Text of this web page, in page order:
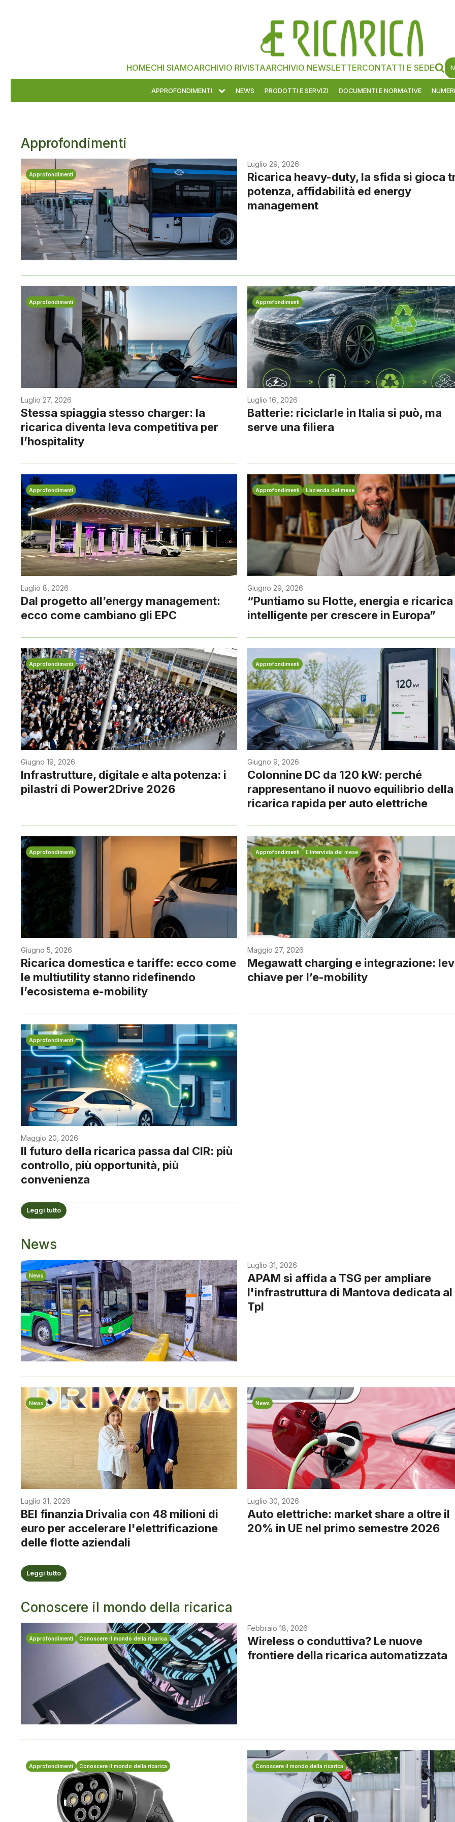
HOMECHI SIAMOARCHIVIO RIVISTAARCHIVIO NEWSLETTERCONTATTI E SEDE
APPROFONDIMENTI NEWS PRODOTTI E SERVIZI DOCUMENTI E NORMATIVE
Approfondimenti
Approfondimenti
Luglio 29, 2026
Ricarica heavy-duty, la sfida si gioca
potenza, affidabilità ed energy
management
Approfondimenti
Luglio 27, 2026
Stessa spiaggia stesso charger: la
ricarica diventa leva competitiva per
l’hospitality
Approfondimenti
Luglio 16, 2026
Batterie: riciclarle in Italia si può, ma
serve una filiera
Approfondimenti
Luglio 8, 2026
Dal progetto all’energy management:
ecco come cambiano gli EPC
Approfondimenti L’azienda del mese
Giugno 29, 2026
“Puntiamo su Flotte, energia e ricarica
intelligente per crescere in Europa”
Approfondimenti
Giugno 19, 2026
Infrastrutture, digitale e alta potenza: i
pilastri di Power2Drive 2026
Approfondimenti
Giugno 9, 2026
Colonnine DC da 120 kW: perché
rappresentano il nuovo equilibrio della
ricarica rapida per auto elettriche
Approfondimenti
Giugno 5, 2026
Ricarica domestica e tariffe: ecco come
le multiutility stanno ridefinendo
l’ecosistema e-mobility
Approfondimenti L’intervista del mese
Maggio 27, 2026
Megawatt charging e integrazione:
chiave per l’e-mobility
Approfondimenti
Maggio 20, 2026
Il futuro della ricarica passa dal CIR: più
controllo, più opportunità, più
convenienza
Leggi tutto
News
News
Luglio 31, 2026
APAM si affida a TSG per ampliare
l'infrastruttura di Mantova dedicata al
Tpl
News
Luglio 31, 2026
BEI finanzia Drivalia con 48 milioni di
euro per accelerare l'elettrificazione
delle flotte aziendali
News
Luglio 30, 2026
Auto elettriche: market share a oltre il
20% in UE nel primo semestre 2026
Leggi tutto
Conoscere il mondo della ricarica
Approfondimenti Conoscere il mondo della ricarica
Febbraio 18, 2026
Wireless o conduttiva? Le nuove
frontiere della ricarica automatizzata
Approfondimenti Conoscere il mondo della ricarica Conoscere il mondo della ricarica